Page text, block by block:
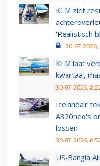
KLM ziet
‘Realistisch
30-07-2026,
KLM laat
kwartaal,
30-07-2026,
Icelandair
A320neo's
lossen
30-07-2026,
US-Bangla